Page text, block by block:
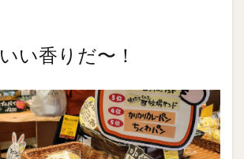
いい香りだ〜！